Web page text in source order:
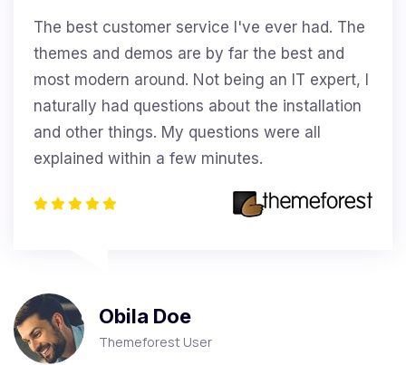
The best customer service I've ever had. The
themes and demos are by far the best and
most modern around. Not being an IT expert, I
naturally had questions about the installation
and other things. My questions were all
explained within a few minutes.
Obila Doe
Themeforest User